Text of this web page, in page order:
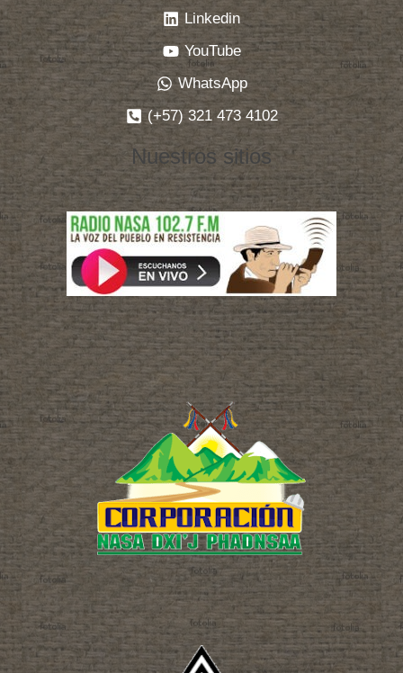
Acuerdo
firmado
es
Acuerdo
respetado,
¡Acuerdo
Ya!
Linkedin
YouTube
WhatsApp
(+57) 321 473 4102
Nuestros sitios